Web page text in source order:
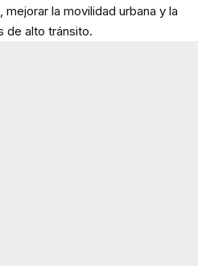
la movilidad urbana y la
de alto tránsito.